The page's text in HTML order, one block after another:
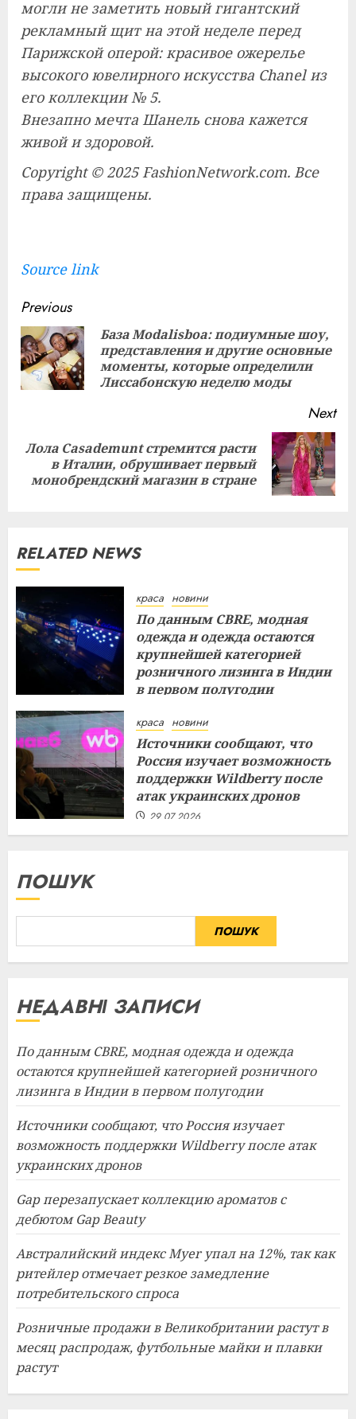
могли не заметить новый гигантский
рекламный щит на этой неделе перед
Парижской оперой: красивое ожерелье
высокого ювелирного искусства Chanel из
его коллекции № 5.
Внезапно мечта Шанель снова кажется
живой и здоровой.
Copyright © 2025 FashionNetwork.com. Все
права защищены.
Source link
Continue
Reading
Previous
База Modalisboa: подиумные шоу,
представления и другие основные
моменты, которые определили
Лиссабонскую неделю моды
Next
Next
post:
Лола Casademunt стремится расти
в Италии, обрушивает первый
монобрендский магазин в стране
RELATED NEWS
краса новини
По данным CBRE, модная
одежда и одежда остаются
крупнейшей категорией
розничного лизинга в Индии
в первом полугодии
краса новини
Источники сообщают, что
Россия изучает возможность
поддержки Wildberry после
атак украинских дронов
29.07.2026
ПОШУК
ПОШУК
НЕДАВНІ ЗАПИСИ
По данным CBRE, модная одежда и одежда
остаются крупнейшей категорией розничного
лизинга в Индии в первом полугодии
Источники сообщают, что Россия изучает
возможность поддержки Wildberry после атак
украинских дронов
Gap перезапускает коллекцию ароматов с
дебютом Gap Beauty
Австралийский индекс Myer упал на 12%, так как
ритейлер отмечает резкое замедление
потребительского спроса
Розничные продажи в Великобритании растут в
месяц распродаж, футбольные майки и плавки
растут